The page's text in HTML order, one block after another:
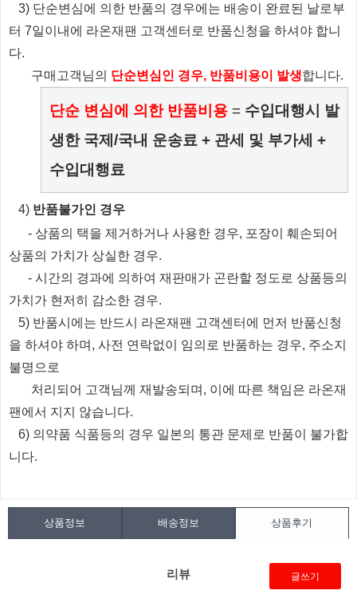
3) 단순변심에 의한 반품의 경우에는 배송이 완료된 날로부
터 7일이내에 라온재팬 고객센터로 반품신청을 하셔야 합니
다.
​ 구매고객님의 단순변심인 경우, 반품비용이 발생합니다.
단순 변심에 의한 반품비용 = 수입대행시 발
생한 국제/국내 운송료 + 관세 및 부가세 +
수입대행료
​4) 반품불가인 경우
- 상품의 택을 제거하거나 사용한 경우, 포장이 훼손되어
상품의 가치가 상실한 경우.
- 시간의 경과에 의하여 재판매가 곤란할 정도로 상품등의
가치가 현저히 감소한 경우.
5) 반품시에는 반드시 라온재팬 고객센터에 먼저 반품신청
을 하셔야 하며, 사전 연락없이 임의로 반품하는 경우, 주소지
불명으로
처리되 어 고객님께 재발송되며, 이에 따른 책임은 라온재
팬에서 지지 않습니다.
6) 의약품 식품등의 경우 일본의 통관 문제로 반품이 불가합
니다.
상품정보 배송정보 상품후기
리뷰 글쓰기